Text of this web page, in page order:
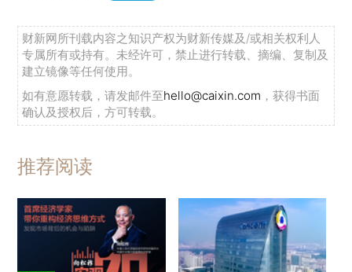
财新网所刊载内容之知识产权为财新传媒及/或相关权利人
专属所有或持有。未经许可，禁止进行转载、摘编、复制及
建立镜像等任何使用。
如有意愿转载，请发邮件至hello@caixin.com ，获得书面
确认及授权后，方可转载。
推荐阅读